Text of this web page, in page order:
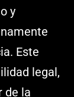
y
Este
legal,
de la